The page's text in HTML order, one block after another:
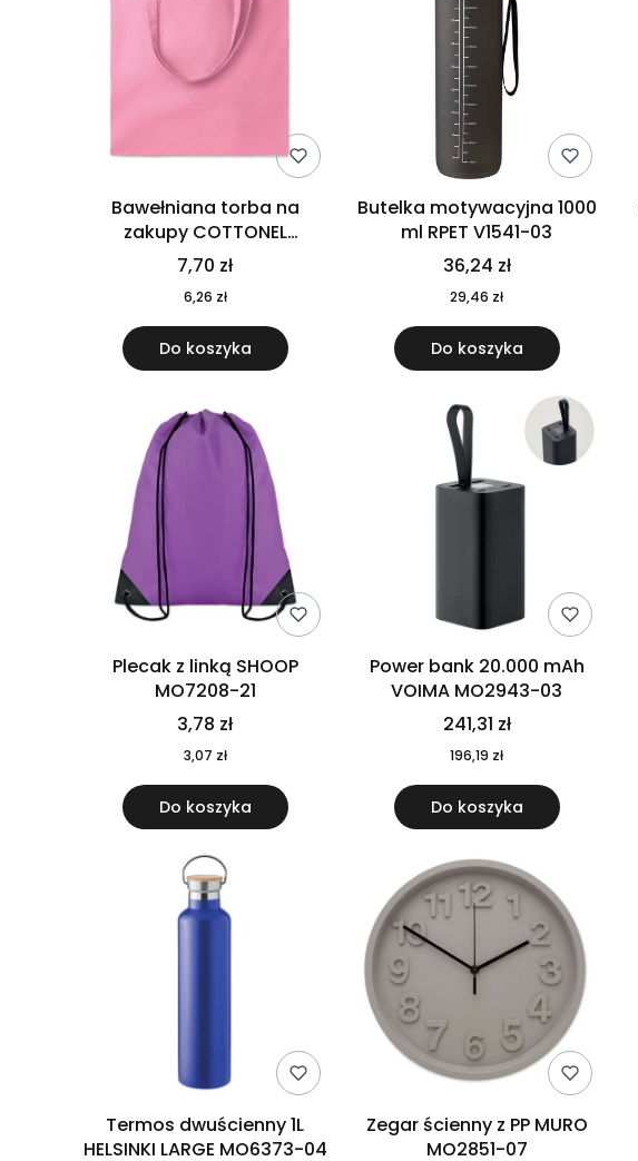
Bawełniana torba na
zakupy COTTONEL
COLOUR++ MO9846-11
7,70 zł
6,26 zł
Do koszyka
Butelka motywacyjna 1000
ml RPET V1541-03
36,24 zł
29,46 zł
Do koszyka
Plecak z linką SHOOP
MO7208-21
3,78 zł
3,07 zł
Do koszyka
Power bank 20.000 mAh
VOIMA MO2943-03
241,31 zł
196,19 zł
Do koszyka
Termos dwuścienny 1L
HELSINKI LARGE MO6373-04
Zegar ścienny z PP MURO
MO2851-07